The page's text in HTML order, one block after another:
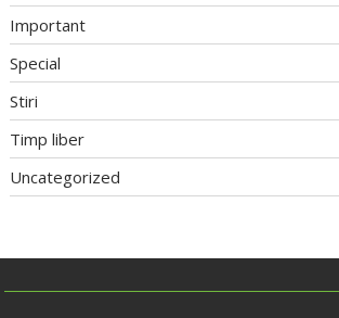
Important
Special
Stiri
Timp liber
Uncategorized